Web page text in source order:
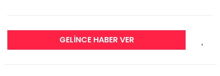
GELİNCE HABER VER